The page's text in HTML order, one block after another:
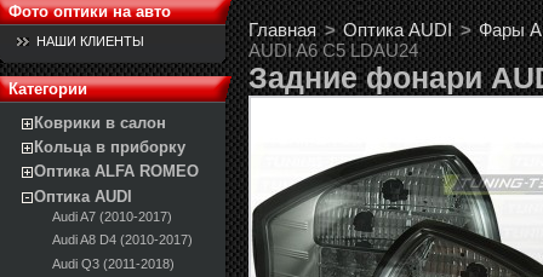
Фото оптики на авто
НАШИ КЛИЕНТЫ
Категории
Коврики в салон
Кольца в приборку
Оптика ALFA ROMEO
Оптика AUDI
Audi A7 (2010-2017)
Audi A8 D4 (2010-2017)
Audi Q3 (2011-2018)
Главная > Оптика AUDI > Фары
AUDI A6 C5 LDAU24
Задние фонари